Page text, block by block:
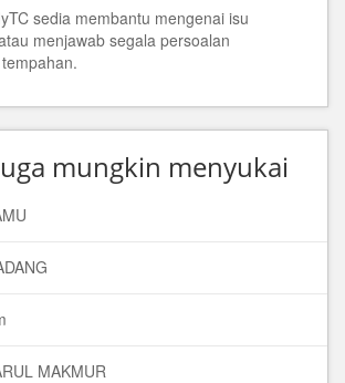
sedia membantu mengenai isu
menjawab segala persoalan
mungkin menyukai
MAKMUR